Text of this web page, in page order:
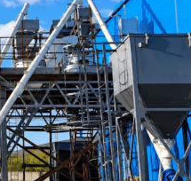
Промышленные
Дробильно-